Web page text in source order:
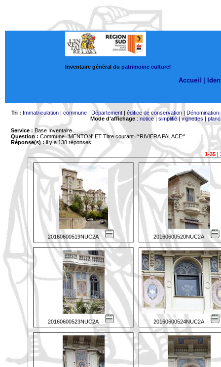
Inventaire général du patrimoine culturel
Accueil |
Tri : Immatriculation| commune| Département| édifice de conservation| Dénomination
Mode d'affichage: notice| simplifié|vignettes |
Service : Base Inventaire
Question : Commune='MENTON' ET Titre courant='*RIVIERA PALACE*'
Réponse(s) :il y a 138 réponses
1-35|
20160600519NUC2A 20160600520NUC2A
20160600523NUC2A 20160600524NUC2A